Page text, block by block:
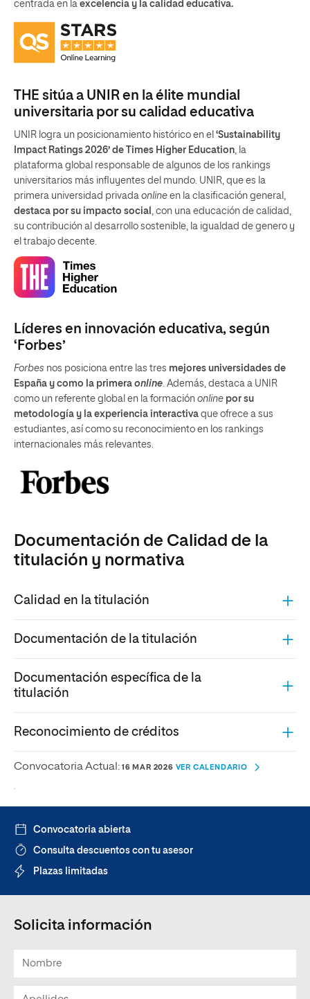
centrada en la excelencia y la calidad educativa.
THE sitúa a UNIR en la élite mundial
universitaria por su calidad educativa
UNIR logra un posicionamiento histórico en el ‘Sustainability
Impact Ratings 2026’ de Times Higher Education, la
plataforma global responsable de algunos de los rankings
universitarios más influyentes del mundo. UNIR, que es la
primera universidad privada online en la clasificación general,
destaca por su impacto social , con una educación de calidad,
su contribución al desarrollo sostenible, la igualdad de genero y
el trabajo decente.
Líderes en innovación educativa, según
‘Forbes’
Forbes nos posiciona entre las tres mejores universidades de
España y como la primera online. Además, destaca a UNIR
como un referente global en la formación online por su
metodología y la experiencia interactiva que ofrece a sus
estudiantes, así como su reconocimiento en los rankings
internacionales más relevantes.
Documentación de Calidad de la
titulación y normativa
Calidad en la titulación
Documentación de la titulación
Documentación específica de la
titulación
Reconocimiento de créditos
Convocatoria Actual: 16 MAR 2026 VER CALENDARIO
.
Convocatoria abierta
Consulta descuentos con tu asesor
Plazas limitadas
Solicita información